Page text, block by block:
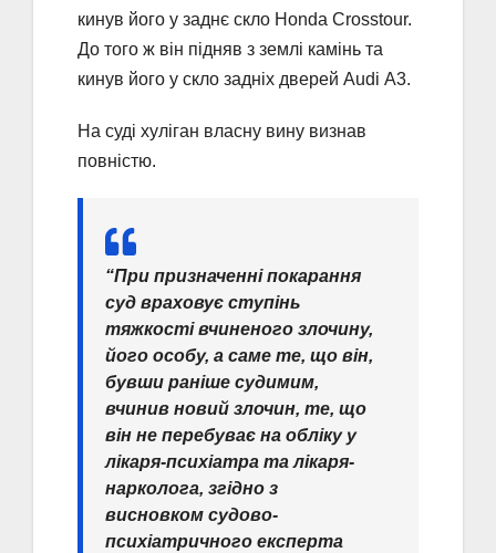
кинув його у заднє скло Honda Crosstour.
До того ж він підняв з землі камінь та
кинув його у скло задніх дверей Audi А3.
На суді хуліган власну вину визнав
повністю.
“При призначенні покарання
суд враховує ступінь
тяжкості вчиненого злочину,
його особу, а саме те, що він,
бувши раніше судимим,
вчинив новий злочин, те, що
він не перебуває на обліку у
лікаря-психіатра та лікаря-
нарколога, згідно з
висновком судово-
психіатричного експерта